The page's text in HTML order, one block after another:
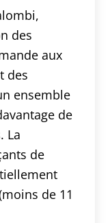
des
aux
des
ensemble
de
La
de
de 11